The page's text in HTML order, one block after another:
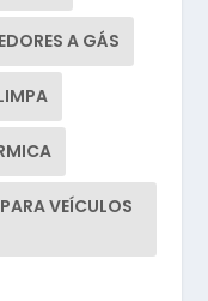
A GÁS
VEÍCULOS